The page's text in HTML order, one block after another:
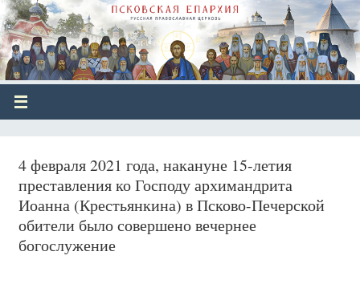
4 февраля 2021 года, накануне 15-летия
преставления ко Господу архимандрита
Иоанна (Крестьянкина) в Псково-Печерской
обители было совершено вечернее
богослужение